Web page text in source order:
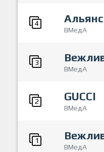
4 Альянс
ВМедА
3
ВМедА
2 GUCCI
ВМедА
1
ВМедА